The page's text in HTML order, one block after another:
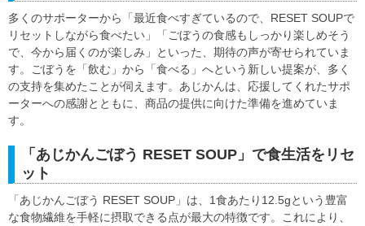
多くのサポーターから「最近食べすぎているので、RESET SOUPで
リセットしながら食べたい」「ごぼうの食感もしっかり楽しめそう
で、今から届くのが楽しみ」といった、期待の声が寄せられていま
す。ごぼうを「飲む」から「食べる」へという新しい提案が、多く
の支持を集めたことが伺えます。あじかんは、応援してくれたサポ
ーターへの感謝とともに、商品の提供に向けた準備を進めていま
す。
「あじかんごぼう RESET SOUP」で食生活をリセ
ット
「あじかんごぼう RESET SOUP」は、1食あたり12.5gという豊富
な食物繊維を手軽に摂取できる点が最大の特徴です。これにより、